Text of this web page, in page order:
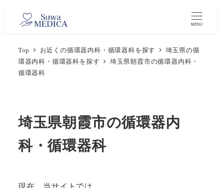
MENU
Top お近くの循環器内科・循環器科を探す
埼玉県の循
環器内科・循環器科を探す
埼玉県朝霞市の循環器内科・
循環器科
埼玉県朝霞市の循環器内
科・循環器科
現在、当サイトでは